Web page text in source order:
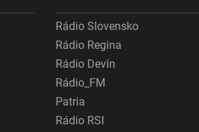
Rádio Slovensko
Rádio Regina
Rádio Devín
Rádio_FM
Patria
Rádio RSI